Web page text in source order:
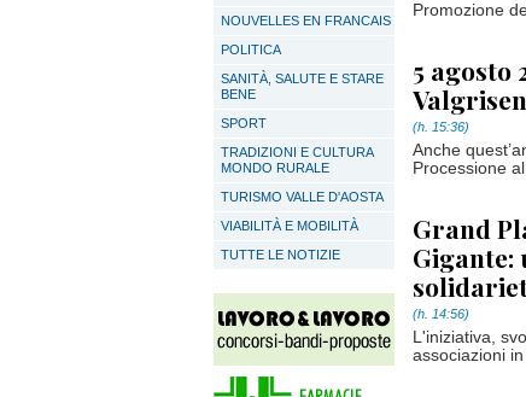
NOUVELLES EN FRANCAIS
POLITICA
SANITÀ, SALUTE E STARE
BENE
SPORT
TRADIZIONI E CULTURA
MONDO RURALE
TURISMO VALLE D'AOSTA
VIABILITÀ E MOBILITÀ
TUTTE LE NOTIZIE
Promozione
5 agosto
(h. 15:36)
Anche
Processione
Grand
Gigante:
(h. 14:56)
L'iniziativa,
associazioni